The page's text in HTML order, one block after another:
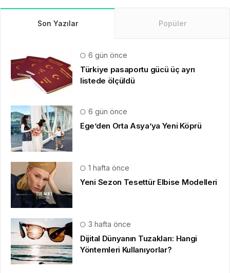
Son Yazılar Popüler
6 gün önce
Türkiye pasaportu gücü üç ayrı
listede ölçüldü
6 gün önce
Ege’den Orta Asya’ya Yeni Köprü
1 hafta önce
Yeni Sezon Tesettür Elbise Modelleri
3 hafta önce
Dijital Dünyanın Tuzakları: Hangi
Yöntemleri Kullanıyorlar?